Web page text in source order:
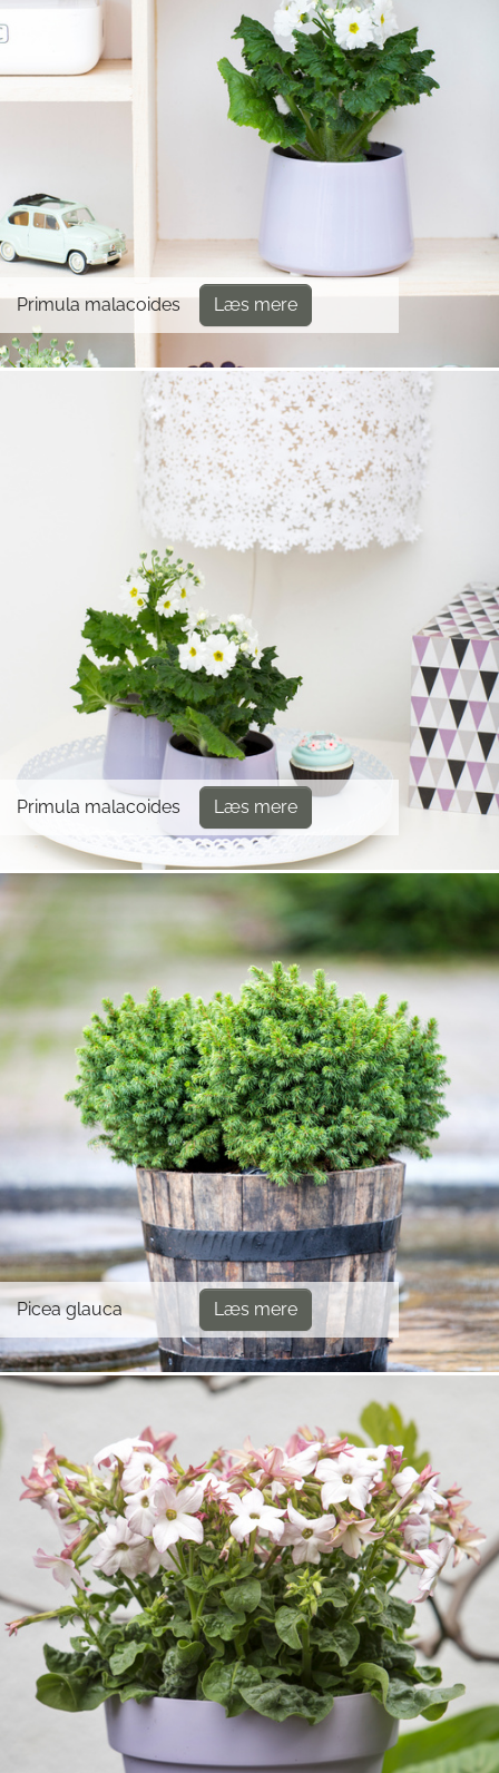
Primula malacoides Læs mere
Primula malacoides Læs mere
Picea glauca Læs mere